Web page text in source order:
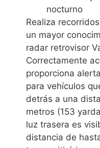
nocturno
Realiza
un mayor
radar retrovisor
Correctamente
proporciona
para vehículos
detrás a una
metros (153
luz trasera es
distancia de